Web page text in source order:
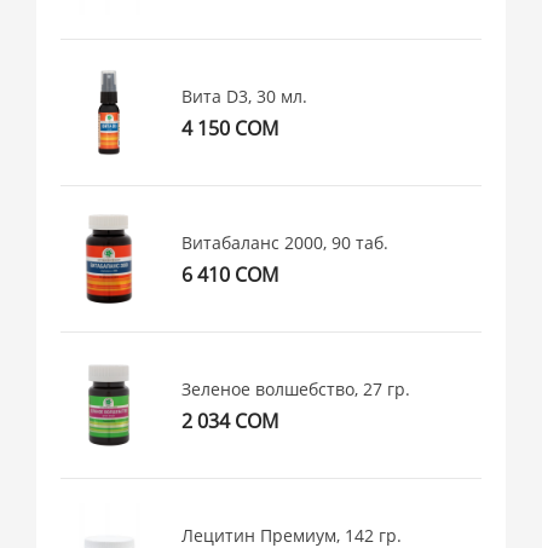
Вита D3, 30 мл.
4 150 СОМ
Витабаланс 2000, 90 таб.
6 410 СОМ
Зеленое волшебство, 27 гр.
2 034 СОМ
Лецитин Премиум, 142 гр.